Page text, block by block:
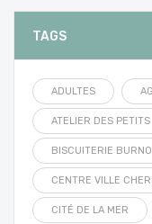
TAGS
ADULTES
ATELIER DES PETITS
BISCUITERIE
CENTRE VILLE
CITÉ DE LA MER